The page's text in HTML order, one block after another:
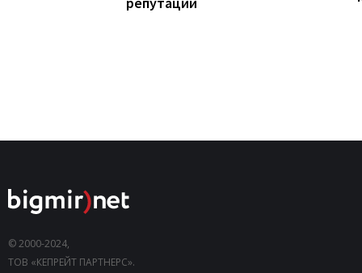
© 2000-2024,
ТОВ «КЕПРЕЙТ ПАРТНЕРС».